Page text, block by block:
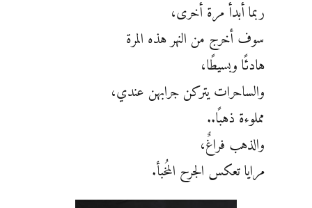
ربما أبدأ مرة أخرى،
سوف أخرج من النهر هذه المرة
هادئًا وبسيطًا،
والساحرات يتركن جرابهن عندي،
مملوءة ذهبًا..
والذهب فراغٌ،
مرايا تعكس الجرح المُخبأ.